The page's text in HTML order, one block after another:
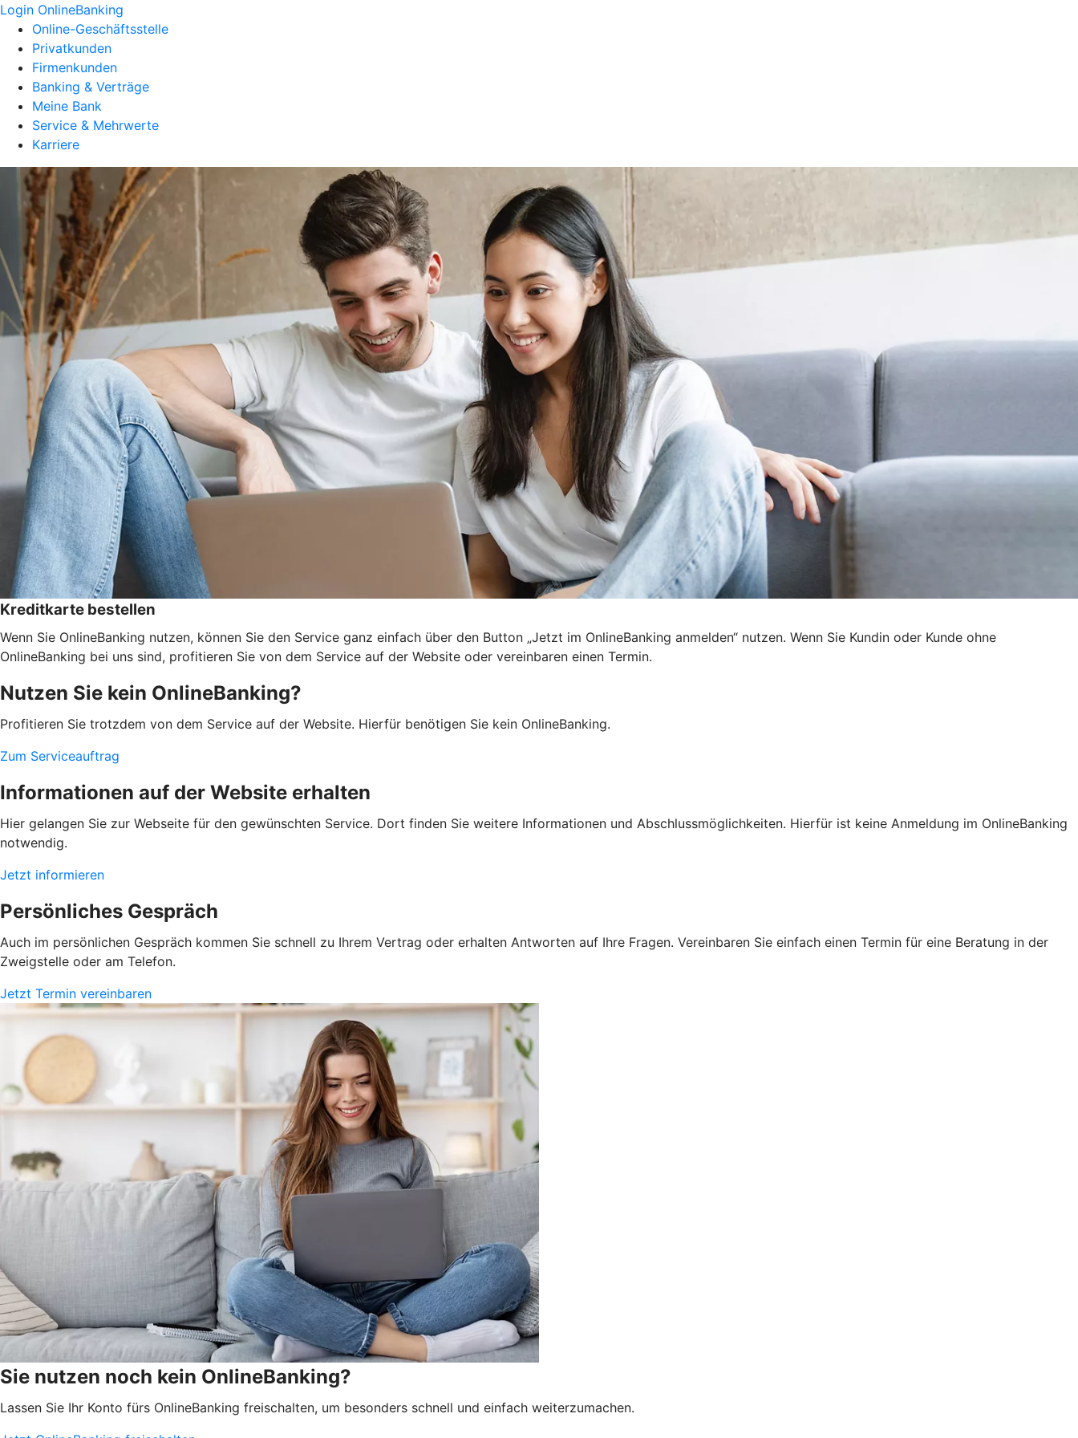
Login OnlineBanking
Online-Geschäftsstelle
Privatkunden
Firmenkunden
Banking & Verträge
Meine Bank
Service & Mehrwerte
Karriere
Kreditkarte bestellen
Wenn Sie OnlineBanking nutzen, können Sie den Service ganz einfach über den Button „Jetzt im OnlineBanking anmelden“ nutzen. Wenn Sie Kundin oder Kunde ohne
OnlineBanking bei uns sind, profitieren Sie von dem Service auf der Website oder vereinbaren einen Termin.
Nutzen Sie kein OnlineBanking?
Profitieren Sie trotzdem von dem Service auf der Website. Hierfür benötigen Sie kein OnlineBanking.
Zum Serviceauftrag
Informationen auf der Website erhalten
Hier gelangen Sie zur Webseite für den gewünschten Service. Dort finden Sie weitere Informationen und Abschlussmöglichkeiten. Hierfür ist keine Anmeldung im OnlineBanking
notwendig.
Jetzt informieren
Persönliches Gespräch
Auch im persönlichen Gespräch kommen Sie schnell zu Ihrem Vertrag oder erhalten Antworten auf Ihre Fragen. Vereinbaren Sie einfach einen Termin für eine Beratung in der
Zweigstelle oder am Telefon.
Jetzt Termin vereinbaren
Sie nutzen noch kein OnlineBanking?
Lassen Sie Ihr Konto fürs OnlineBanking freischalten, um besonders schnell und einfach weiterzumachen.